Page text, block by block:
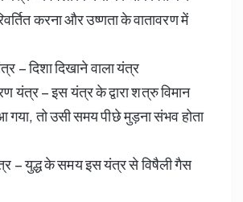
करना और उष्णता के वातावरण में
– दिशा दिखाने वाला यंत्र
यंत्र – इस यंत्र के द्वारा शत्रु विमान
तो उसी समय पीछे मुड़ना संभव होता
– युद्ध के समय इस यंत्र से विषैली गैस